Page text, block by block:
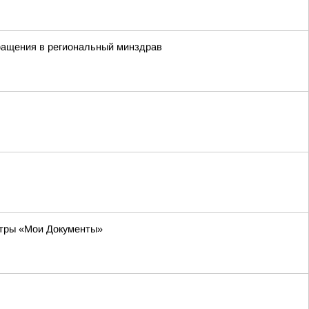
в региональный минздрав
«Мои Документы»